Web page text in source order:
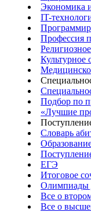
Экономика
IT-
Профессия
Культурное
Подбор по
«Лучшие
Словарь
ЕГЭ
Итоговое
Олимпиады
Все о
Все о